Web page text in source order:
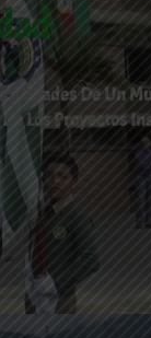
De Un
Los Proyectos